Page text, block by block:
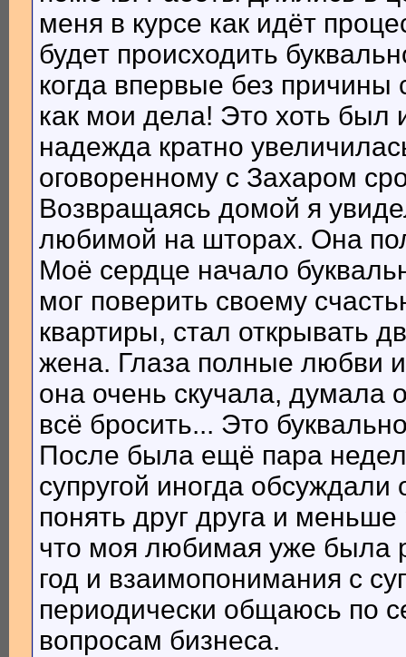
меня в курсе как идёт
будет происходить
когда впервые без причины
как мои дела! Это хоть был
надежда кратно
оговоренному с Захаром
Возвращаясь домой я
любимой на шторах. Она
Моё сердце начало
мог поверить своему
квартиры, стал открывать
жена. Глаза полные любви
она очень скучала, думала
всё бросить... Это
После была ещё пара
супругой иногда
понять друг друга и
что моя любимая уже была
год и взаимопонимания с
периодически общаюсь по
вопросам бизнеса.